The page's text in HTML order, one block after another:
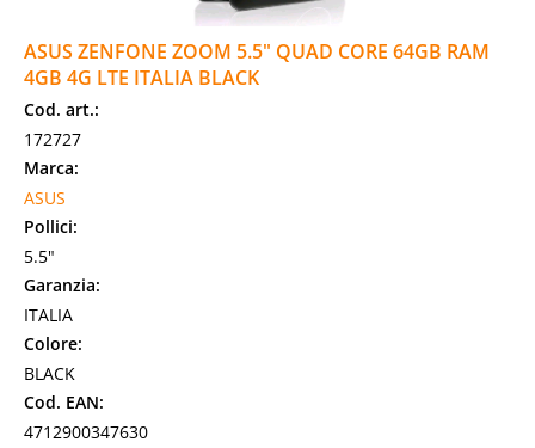
ASUS ZENFONE ZOOM 5.5" QUAD CORE 64GB RAM
4GB 4G LTE ITALIA BLACK
Cod. art.:
172727
Marca:
ASUS
Pollici:
5.5"
Garanzia:
ITALIA
Colore:
BLACK
Cod. EAN:
4712900347630